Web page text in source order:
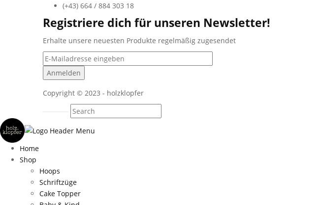
(+43) 664 / 884 303 18
Registriere dich für unseren Newsletter!
Erhalte unsere neuesten Produkte regelmäßig zugesendet
Copyright © 2023 - holzklopfer
Home
Shop
Hoops
Schriftzüge
Cake Topper